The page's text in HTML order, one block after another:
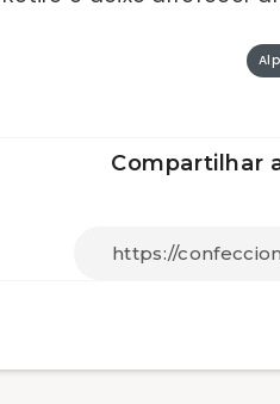
Compartilhar